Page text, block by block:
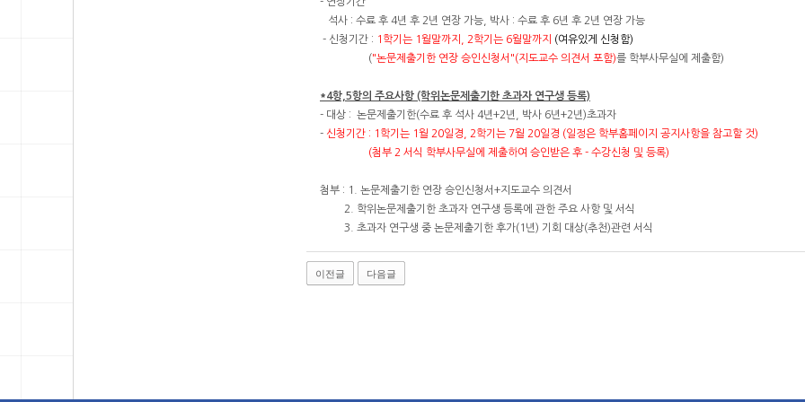
석사 : 수료 후 4년 후 2년 연장 가능, 박사 : 수료 후 6년 후 2년 연장 가능
- 신청기간 : 1학기는 1월말까지, 2학기는 6월말까지 (여유있게 신청함)
("논문제출기한 연장 승인신청서"(지도교수 의견서 포함)를 학부사무실에 제출함)
*4항,5항의 주요사항 (학위논문제출기한 초과자 연구생 등록)
- 대상 : 논문제출기한(수료 후 석사 4년+2년, 박사 6년+2년)초과자
- 신청기간 : 1학기는 1월 20일경, 2학기는 7월 20일경 (일정은 학부홈페이지 공지사항을 참고할 것)
(첨부 2 서식 학부사무실에 제출하여 승인받은 후 - 수강신청 및 등록)
첨부 : 1. 논문제출기한 연장 승인신청서+지도교수 의견서
2. 학위논문제출기한 초과자 연구생 등록에 관한 주요 사항 및 서식
3. 초과자 연구생 중 논문제출기한 후가(1년) 기회 대상(추천)관련 서식
이전글 다음글